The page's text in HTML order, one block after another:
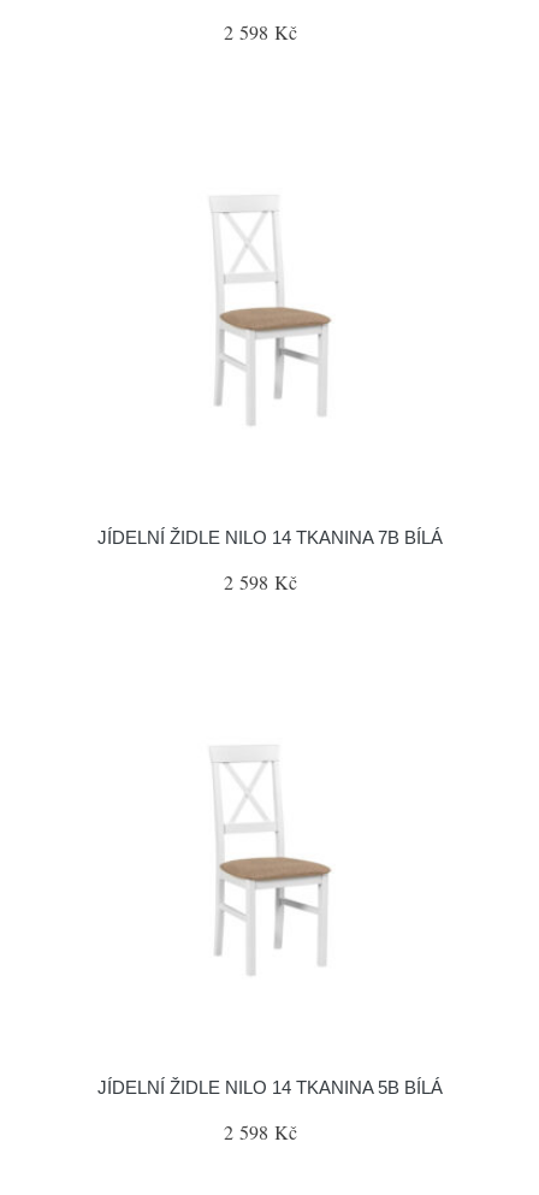
2 598 Kč
JÍDELNÍ ŽIDLE NILO 14 TKANINA 7B BÍLÁ
2 598 Kč
JÍDELNÍ ŽIDLE NILO 14 TKANINA 5B BÍLÁ
2 598 Kč